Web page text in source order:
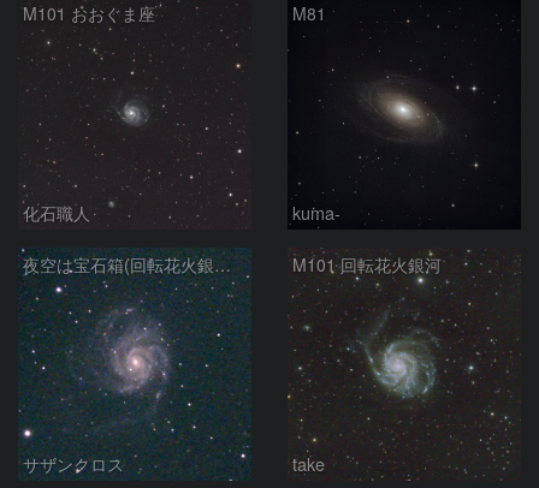
M101 おおぐま座
化石職人
M81
kuma-
夜空は宝石箱(回転花火銀河 M101) Seestar50
サザンクロス
M101 回転花火銀河
take